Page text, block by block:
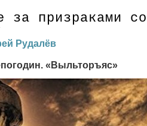
за призраками
Рудалёв
«Выльторъяс»